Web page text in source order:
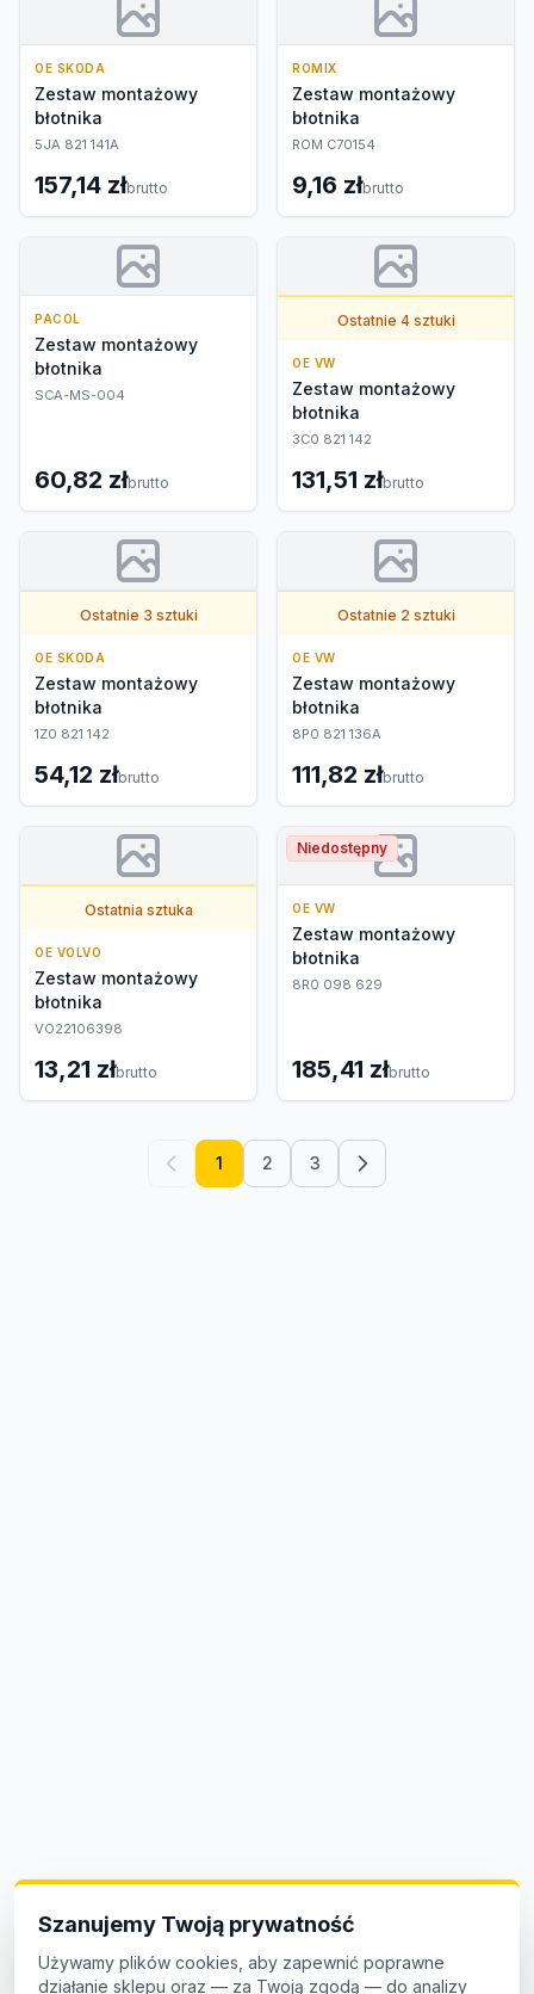
OE SKODA
Zestaw montażowy
błotnika
5JA 821 141A
157,14 złbrutto
ROMIX
Zestaw montażowy
błotnika
ROM C70154
9,16 złbrutto
PACOL
Zestaw montażowy
błotnika
SCA-MS-004
60,82 złbrutto
Ostatnie 4 sztuki
OE VW
Zestaw montażowy
błotnika
3C0 821 142
131,51 złbrutto
Ostatnie 3 sztuki
OE SKODA
Zestaw montażowy
błotnika
1Z0 821 142
54,12 złbrutto
Ostatnie 2 sztuki
OE VW
Zestaw montażowy
błotnika
8P0 821 136A
111,82 złbrutto
Ostatnia sztuka
OE VOLVO
Zestaw montażowy
błotnika
VO22106398
13,21 złbrutto
Niedostępny
OE VW
Zestaw montażowy
błotnika
8R0 098 629
185,41 złbrutto
1 2 3
Szanujemy Twoją prywatność
Używamy plików cookies, aby zapewnić poprawne
działanie sklepu oraz — za Twoją zgodą — do analizy